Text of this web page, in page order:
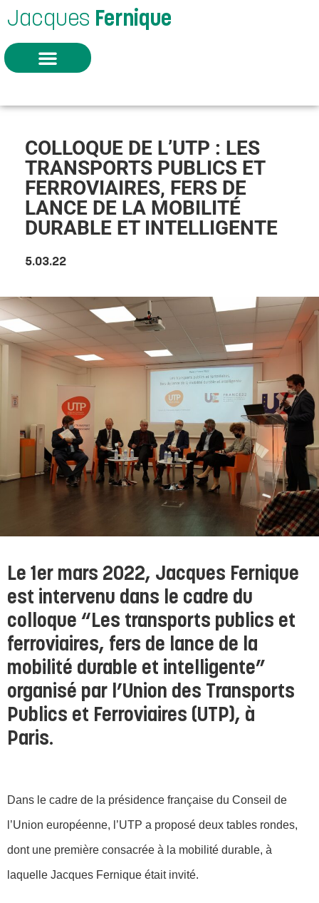
Jacques Fernique
COLLOQUE DE L’UTP : LES
TRANSPORTS PUBLICS ET
FERROVIAIRES, FERS DE
LANCE DE LA MOBILITÉ
DURABLE ET INTELLIGENTE
5.03.22
Le 1er mars 2022, Jacques Fernique
est intervenu dans le cadre du
colloque “Les transports publics et
ferroviaires, fers de lance de la
mobilité durable et intelligente”
organisé par l’Union des Transports
Publics et Ferroviaires (UTP), à
Paris.
Dans le cadre de la présidence française du Conseil de
l’Union européenne, l’UTP a proposé deux tables rondes,
dont une première consacrée à la mobilité durable, à
laquelle Jacques Fernique était invité.